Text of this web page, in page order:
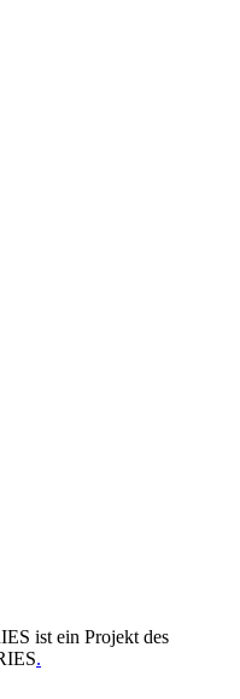
ist ein Projekt des
.